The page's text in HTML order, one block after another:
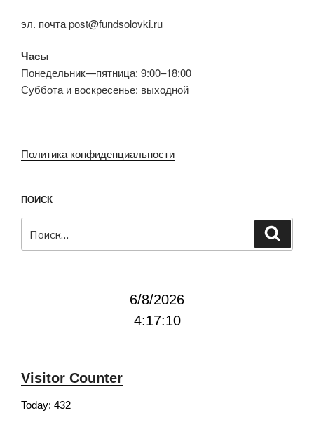
эл. почта post@fundsolovki.ru
Часы
Понедельник—пятница: 9:00–18:00
Суббота и воскресенье: выходной
Политика конфиденциальности
ПОИСК
6/8/2026
4:17:11
Visitor Counter
Today: 432